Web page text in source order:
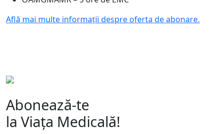
Află mai multe informații despre oferta de abonare.
Abonează-te
la Viața Medicală!